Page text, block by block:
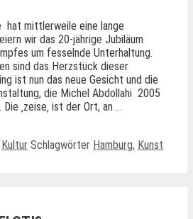
hat mittlerweile eine lange
wir das 20-jährige Jubiläum
um fesselnde Unterhaltung.
sind das Herzstück dieser
ist nun das neue Gesicht und die
die Michel Abdollahi 2005
‚zeise‚ ist der Ort, an …
Kultur Schlagwörter Hamburg, Kunst